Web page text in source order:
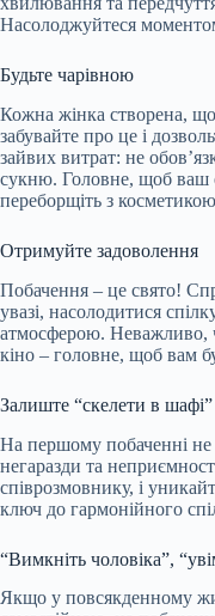
Насолоджуйтеся
Будьте чарівною
Кожна жінка створена,
забувайте про це і
зайвих витрат: не
сукню. Головне, щоб ваш
переборщіть з
Отримуйте задоволення
Побачення – це свято!
увазі, насолодитися
атмосферою. Неважливо,
кіно – головне, щоб вам
Залиште “скелети в шафі”
На першому побаченні не
негаразди та
співрозмовнику, і
ключ до гармонійного
“Вимкніть чоловіка”,
Якщо у повсякденному